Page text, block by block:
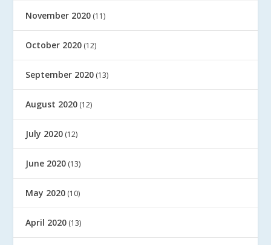
November 2020 (11)
October 2020 (12)
September 2020 (13)
August 2020 (12)
July 2020 (12)
June 2020 (13)
May 2020 (10)
April 2020 (13)